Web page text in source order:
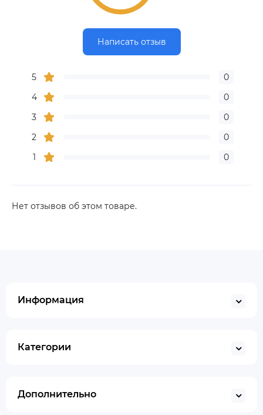
Написать отзыв
5
0
4
0
3
0
2
0
1
0
Нет отзывов об этом товаре.
Информация
Категории
Дополнительно